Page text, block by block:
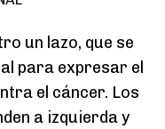
un lazo, que se
para expresar el
el cáncer. Los
a izquierda y